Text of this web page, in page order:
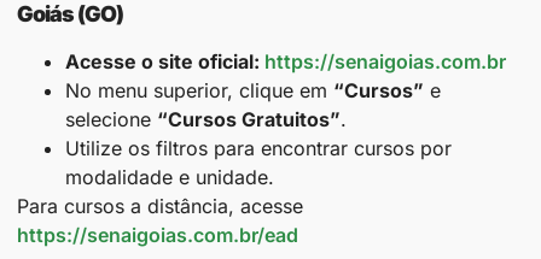
Goiás (GO)
Acesse o site oficial: https://senaigoias.com.br
No menu superior, clique em “Cursos” e
selecione “Cursos Gratuitos”.
Utilize os filtros para encontrar cursos por
modalidade e unidade.
Para cursos a distância, acesse
https://senaigoias.com.br/ead